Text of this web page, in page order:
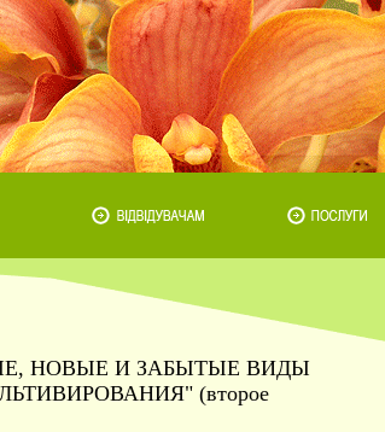
НОВЫЕ И ЗАБЫТЫЕ ВИДЫ
(второе